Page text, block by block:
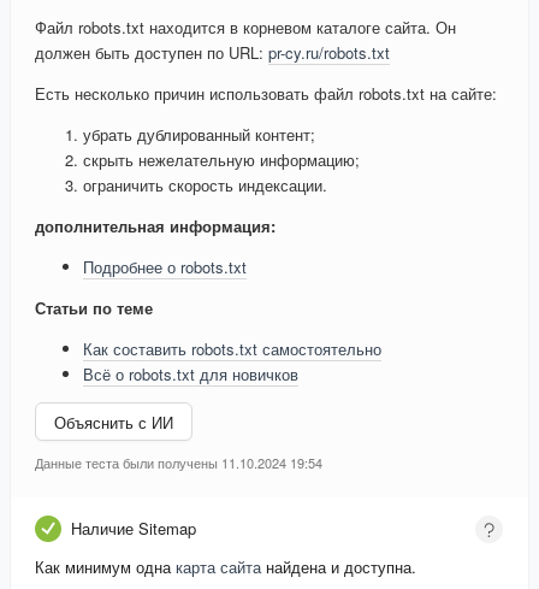
Файл robots.txt находится в корневом каталоге сайта. Он
должен быть доступен по URL: pr-cy.ru/robots.txt
Есть несколько причин использовать файл robots.txt на сайте:
убрать дублированный контент;
скрыть нежелательную информацию;
ограничить скорость индексации.
дополнительная информация:
Подробнее о robots.txt
Статьи по теме
Как составить robots.txt самостоятельно
Всё о robots.txt для новичков
Объяснить с ИИ
Данные теста были получены 11.10.2024 19:54
Наличие Sitemap
Как минимум однакарта сайтанайдена и доступна.